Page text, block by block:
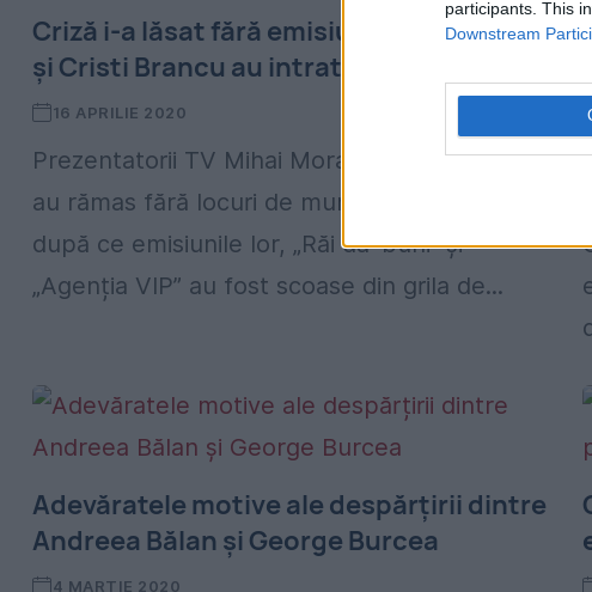
participants. This
Downstream
Criză i-a lăsat fără emisiuni. Mihai Morar
și Cristi Brancu au intrat în șomaj tehnic
16 APRILIE 2020
Prezentatorii TV Mihai Morar și Cristi Brancu
au rămas fără locuri de muncă, momentan,
după ce emisiunile lor, „Răi da’ buni” și
„Agenția VIP” au fost scoase din grila de...
Adevăratele motive ale despărțirii dintre
Andreea Bălan și George Burcea
4 MARTIE 2020